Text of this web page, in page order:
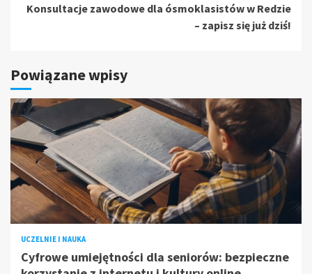
Konsultacje zawodowe dla ósmoklasistów w Redzie
– zapisz się już dziś!
Powiązane wpisy
UCZELNIE I NAUKA
Cyfrowe umiejętności dla seniorów: bezpieczne